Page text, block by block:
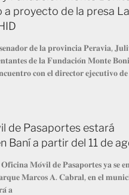
a proyecto de la presa
𝐝𝐞 𝐥𝐚 𝐩𝐫𝐨𝐯𝐢𝐧𝐜𝐢𝐚 𝐏𝐞𝐫𝐚𝐯𝐢𝐚,
𝐝𝐞 𝐥𝐚 𝐅𝐮𝐧𝐝𝐚𝐜𝐢𝐨́𝐧 𝐌𝐨𝐧𝐭𝐞
𝐜𝐨𝐧 𝐞𝐥 𝐝𝐢𝐫𝐞𝐜𝐭𝐨𝐫 𝐞𝐣𝐞𝐜𝐮𝐭𝐢𝐯𝐨 𝐝𝐞
de Pasaportes estará
Baní a partir del 11 de
𝐌𝐨́𝐯𝐢𝐥 𝐝𝐞 𝐏𝐚𝐬𝐚𝐩𝐨𝐫𝐭𝐞𝐬 𝐲𝐚 𝐬𝐞
𝐌𝐚𝐫𝐜𝐨𝐬 𝐀. 𝐂𝐚𝐛𝐫𝐚𝐥, 𝐞𝐧 𝐞𝐥
𝐚